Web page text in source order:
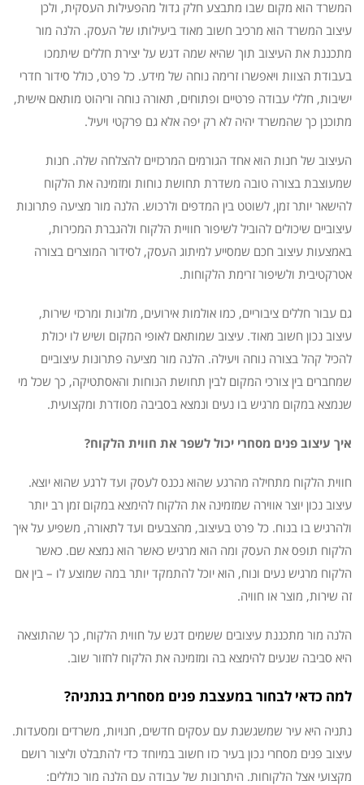
המשרד הוא מקום שבו מתבצע חלק גדול מהפעילות העסקית, ולכן
עיצוב המשרד הוא מרכיב חשוב מאוד ביעילותו של העסק. הלנה מור
מתכננת את העיצוב תוך שהיא שמה דגש על יצירת חללים שיתמכו
בעבודת הצוות ויאפשרו זרימה נוחה של מידע. כל פרט, כולל סידור חדרי
ישיבות, חללי עבודה פרטיים ופתוחים, תאורה נוחה וריהוט מותאם אישית,
מתוכנן כך שהמשרד יהיה לא רק יפה אלא גם פרקטי ויעיל.
העיצוב של חנות הוא אחד הגורמים המרכזיים להצלחה שלה. חנות
שמעוצבת בצורה טובה משדרת תחושת נוחות ומזמינה את הלקוח
להישאר יותר זמן, לשוטט בין המדפים ולרכוש. הלנה מור מציעה פתרונות
עיצוביים שיכולים להוביל לשיפור חוויית הלקוח ולהגברת המכירות,
באמצעות עיצוב חכם שמסייע למיתוג העסק, לסידור המוצרים בצורה
אטרקטיבית ולשיפור זרימת הלקוחות.
גם עבור חללים ציבוריים, כמו אולמות אירועים, מלונות ומרכזי שירות,
עיצוב נכון חשוב מאוד. עיצוב שמותאם לאופי המקום ושיש לו יכולת
להכיל קהל בצורה נוחה ויעילה. הלנה מור מציעה פתרונות עיצוביים
שמחברים בין צורכי המקום לבין תחושת הנוחות והאסתטיקה, כך שכל מי
שנמצא במקום מרגיש בו נעים ונמצא בסביבה מסודרת ומקצועית.
איך עיצוב פנים מסחרי יכול לשפר את חווית הלקוח?
חווית הלקוח מתחילה מהרגע שהוא נכנס לעסק ועד לרגע שהוא יוצא.
עיצוב נכון יוצר אווירה שמזמינה את הלקוח להימצא במקום זמן רב יותר
ולהרגיש בו בנוח. כל פרט בעיצוב, מהצבעים ועד לתאורה, משפיע על איך
הלקוח תופס את העסק ומה הוא מרגיש כאשר הוא נמצא שם. כאשר
הלקוח מרגיש נעים ונוח, הוא יוכל להתמקד יותר במה שמוצע לו – בין אם
זה שירות, מוצר או חוויה.
הלנה מור מתכננת עיצובים ששמים דגש על חווית הלקוח, כך שהתוצאה
היא סביבה שנעים להימצא בה ומזמינה את הלקוח לחזור שוב.
למה כדאי לבחור במעצבת פנים מסחרית בנתניה?
נתניה היא עיר שמשגשגת עם עסקים חדשים, חנויות, משרדים ומסעדות.
עיצוב פנים מסחרי נכון בעיר כזו חשוב במיוחד כדי להתבלט וליצור רושם
מקצועי אצל הלקוחות. היתרונות של עבודה עם הלנה מור כוללים: